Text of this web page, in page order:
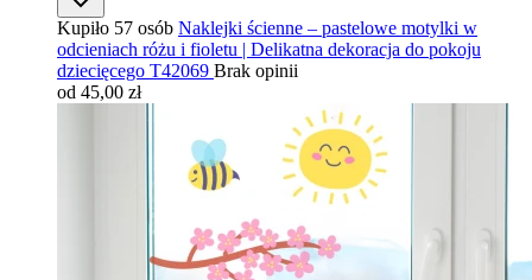
Kupiło 57 osób Naklejki ścienne – pastelowe motylki w
odcieniach różu i fioletu | Delikatna dekoracja do pokoju
dziecięcego T42069 Brak opinii
od 45,00 zł